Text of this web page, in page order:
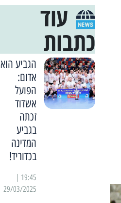
עוד
כתבות
הגביע הוא
אדום:
הפועל
אשדוד
זכתה
בגביע
המדינה
בכדוריד!
29/03/2025